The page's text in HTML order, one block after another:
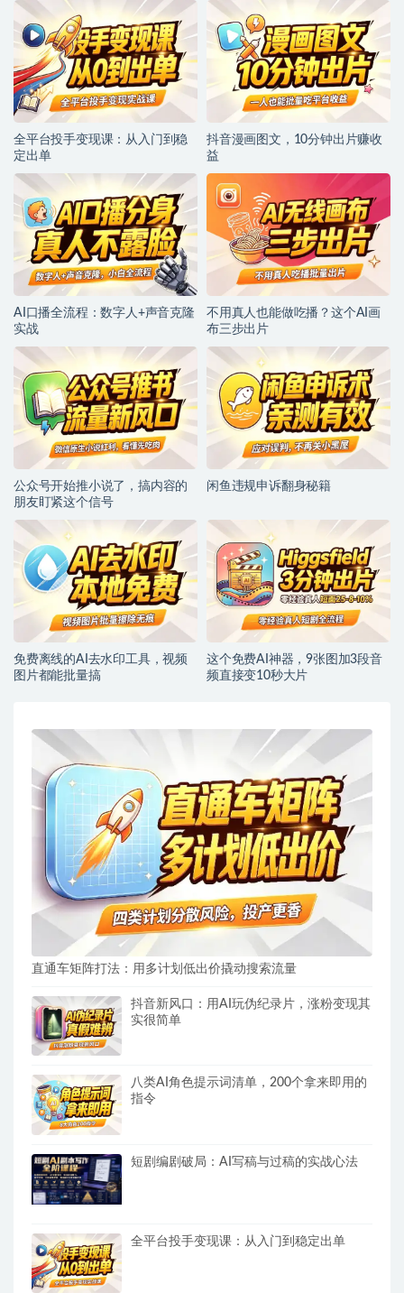
全平台投手变现课：从入门到稳
定出单
抖音漫画图文，10分钟出片赚收
益
AI口播全流程：数字人+声音克隆
实战
不用真人也能做吃播？这个AI画
布三步出片
公众号开始推小说了，搞内容的
朋友盯紧这个信号
闲鱼违规申诉翻身秘籍
免费离线的AI去水印工具，视频
图片都能批量搞
这个免费AI神器，9张图加3段音
频直接变10秒大片
直通车矩阵打法：用多计划低出价撬动搜索流量
抖音新风口：用AI玩伪纪录片，涨粉变现其
实很简单
八类AI角色提示词清单，200个拿来即用的
指令
短剧编剧破局：AI写稿与过稿的实战心法
全平台投手变现课：从入门到稳定出单